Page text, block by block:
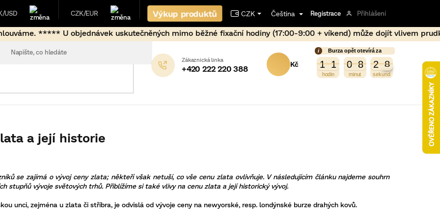
mimo běžné fixační hodiny (17:00-9:00 + víkend) může dojít vlivem prudkého nárůstu ceny
USD CZK/EUR Výkup produktů CZK Čeština Registrace Přihlášení
NÁKUPNÍ
KOŠÍK
+420 222 220 388
Burza opět otevírá za
1
1 1
1 0
0 8
8 2
3
2 7
8
7
9
8
a její historie
se zajímá o vývoj ceny zlata; někteří však netuší, co vše cenu zlata ovlivňuje. V následujícím článku najdeme souhrn
stupňů vývoje světových trhů. Přiblížíme si také vlivy na cenu zlata a její historický vývoj.
unci, zejména u zlata či stříbra, je odvislá od vývoje ceny na newyorské, resp. londýnské burze drahých kovů.